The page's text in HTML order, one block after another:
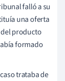
falló a su
una oferta
producto
formado
trataba de